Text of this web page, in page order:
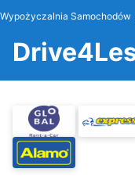
Wypożyczalnia Samochodów